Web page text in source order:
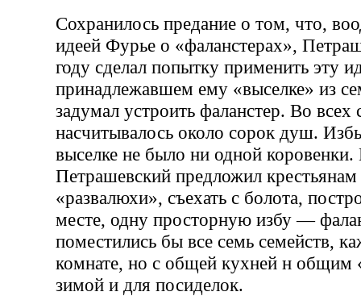
Сохранилось предание о том, что,
идеей Фурье о «фаланстерах»,
году сделал попытку применить эту
принадлежавшем ему «выселке» из
задумал устроить фаланстер. Во всех
насчитывалось около сорок душ.
выселке не было ни одной
Петрашевский предложил крестьянам
«развалюхи», съехать с болота,
месте, одну просторную избу —
поместились бы все семь семейств,
комнате, но с общей кухней н общим
зимой и для посиделок.